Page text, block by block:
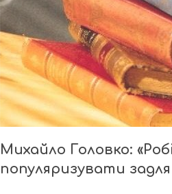
Михайло Головко:
популяризувати